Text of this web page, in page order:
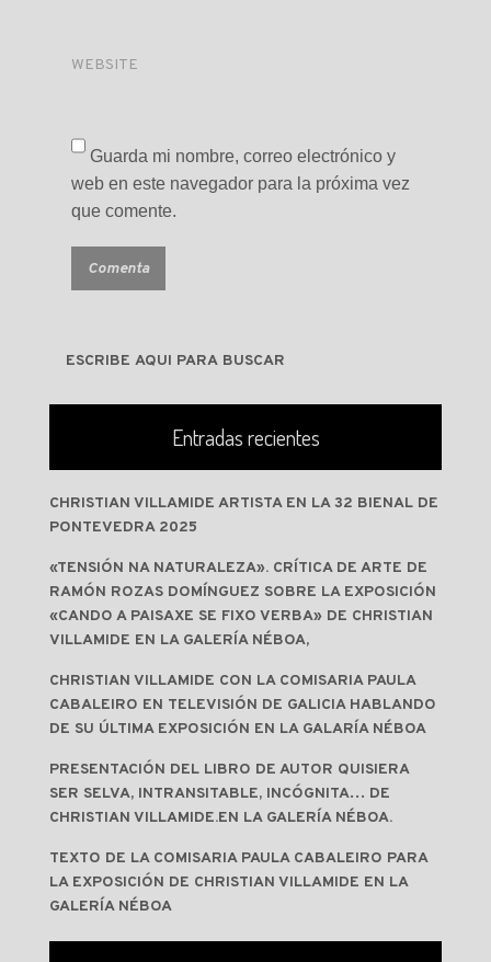
WEBSITE
Guarda mi nombre, correo electrónico y
web en este navegador para la próxima vez
que comente.
Entradas recientes
CHRISTIAN VILLAMIDE ARTISTA EN LA 32 BIENAL DE
PONTEVEDRA 2025
«TENSIÓN NA NATURALEZA». CRÍTICA DE ARTE DE
RAMÓN ROZAS DOMÍNGUEZ SOBRE LA EXPOSICIÓN
«CANDO A PAISAXE SE FIXO VERBA» DE CHRISTIAN
VILLAMIDE EN LA GALERÍA NÉBOA,
CHRISTIAN VILLAMIDE CON LA COMISARIA PAULA
CABALEIRO EN TELEVISIÓN DE GALICIA HABLANDO
DE SU ÚLTIMA EXPOSICIÓN EN LA GALARÍA NÉBOA
PRESENTACIÓN DEL LIBRO DE AUTOR QUISIERA
SER SELVA, INTRANSITABLE, INCÓGNITA… DE
CHRISTIAN VILLAMIDE.EN LA GALERÍA NÉBOA.
TEXTO DE LA COMISARIA PAULA CABALEIRO PARA
LA EXPOSICIÓN DE CHRISTIAN VILLAMIDE EN LA
GALERÍA NÉBOA